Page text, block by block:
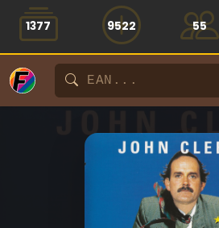
1377 9522 55